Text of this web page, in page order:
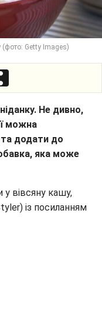
(фото: Getty Images)
Не дивно,
можна
та додати до
яка може
у вівсяну кашу,
із посиланням